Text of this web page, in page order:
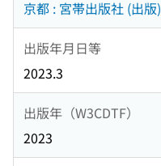
京都 : 宮帯出版社 (出版)
出版年月日等
2023.3
出版年（W3CDTF）
2023